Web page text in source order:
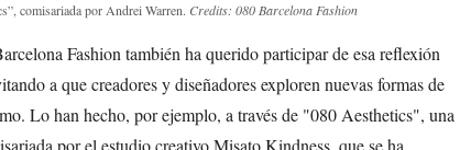
comisariada por Andrei Warren. Credits: 080 Barcelona Fashion
Fashion también ha querido participar de esa reflexión
a que creadores y diseñadores exploren nuevas formas de
Lo han hecho, por ejemplo, a través de "080 Aesthetics", una
por el estudio creativo Misato Kindness, que se ha